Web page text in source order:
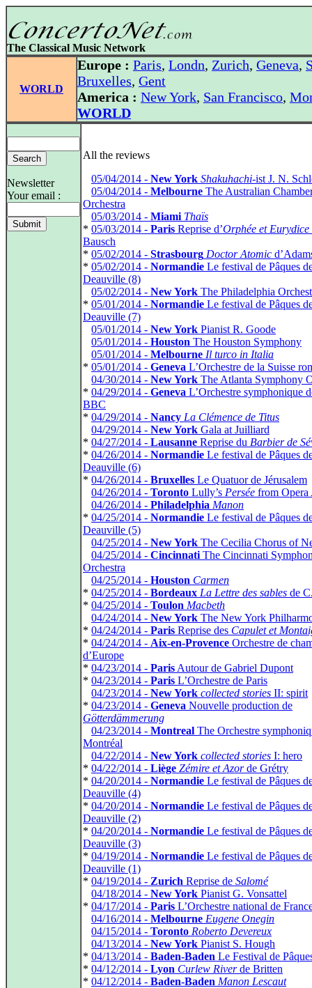
The Classical Music Network
WORLD
Europe : Paris, Londn, Zurich, Geneva,
Bruxelles, Gent
America : New York, San Francisco,
WORLD
Newsletter
Your email :
All the reviews
05/04/2014 - New York Shakuhachi-ist J. N.
05/04/2014 - Melbourne The Australian
Orchestra
05/03/2014 - Miami Thaïs
* 05/03/2014 - Paris Reprise d’Orphée et Eurydice
Bausch
* 05/02/2014 - Strasbourg Doctor Atomic
* 05/02/2014 - Normandie Le festival de Pâques
Deauville (8)
05/02/2014 - New York The Philadelphia
* 05/01/2014 - Normandie Le festival de Pâques
Deauville (7)
05/01/2014 - New York Pianist R. Goode
05/01/2014 - Houston The Houston Symphony
05/01/2014 - Melbourne Il turco in Italia
* 05/01/2014 - Geneva L’Orchestre de la Suisse
04/30/2014 - New York The Atlanta Symphony
* 04/29/2014 - Geneva L’Orchestre symphonique
BBC
* 04/29/2014 - Nancy La Clémence de Titus
04/29/2014 - New York Gala at Juilliard
* 04/27/2014 - Lausanne Reprise du Barbier de
* 04/26/2014 - Normandie Le festival de Pâques
Deauville (6)
* 04/26/2014 - Bruxelles Le Quatuor de Jérusalem
04/26/2014 - Toronto Lully’s Persée from Opera
04/26/2014 - Philadelphia Manon
* 04/25/2014 - Normandie Le festival de Pâques
Deauville (5)
04/25/2014 - New York The Cecilia Chorus of
04/25/2014 - Cincinnati The Cincinnati
Orchestra
04/25/2014 - Houston Carmen
* 04/25/2014 - Bordeaux La Lettre des sables de
* 04/25/2014 - Toulon Macbeth
04/24/2014 - New York The New York
* 04/24/2014 - Paris Reprise des Capulet et
* 04/24/2014 - Aix-en-Provence Orchestre de
d’Europe
* 04/23/2014 - Paris Autour de Gabriel Dupont
* 04/23/2014 - Paris L’Orchestre de Paris
04/23/2014 - New York collected stories II: spirit
* 04/23/2014 - Geneva Nouvelle production de
Götterdämmerung
04/23/2014 - Montreal The Orchestre
Montréal
04/22/2014 - New York collected stories I: hero
* 04/22/2014 - Liège Zémire et Azorde Grétry
* 04/20/2014 - Normandie Le festival de Pâques
Deauville (4)
* 04/20/2014 - Normandie Le festival de Pâques
Deauville (2)
* 04/20/2014 - Normandie Le festival de Pâques
Deauville (3)
* 04/19/2014 - Normandie Le festival de Pâques
Deauville (1)
* 04/19/2014 - Zurich Reprise de Salomé
04/18/2014 - New York Pianist G. Vonsattel
* 04/17/2014 - Paris L’Orchestre national de
04/16/2014 - Melbourne Eugene Onegin
04/15/2014 - Toronto Roberto Devereux
04/13/2014 - New York Pianist S. Hough
* 04/13/2014 - Baden-Baden Le Festival de
* 04/12/2014 - Lyon Curlew Riverde Britten
* 04/12/2014 - Baden-Baden Manon Lescaut